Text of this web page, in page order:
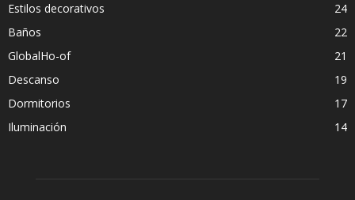
Estilos decorativos
24
Baños
22
GlobalHo-of
21
Descanso
19
Dormitorios
17
Iluminación
14